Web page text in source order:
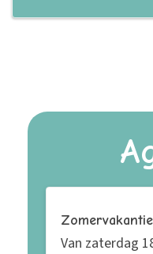
Zomervakantie
Van zaterdag